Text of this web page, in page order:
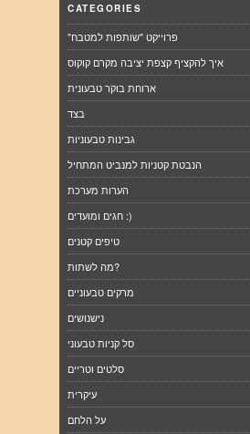
CATEGORIES
"פרוייקט "שותפות למטבח
איך להקציף קצפת יציבה מקרם קוקוס
ארוחת בוקר טבעונית
בצד
גבינות טבעוניות
הנבטת קטניות למנביט המתחיל
הערות מערכת
חגים ומועדים :)
טיפים קטנים
מה לשתות?
מרקים טבעוניים
נישנושים
סל קניות טבעוני
סלטים וטריים
עיקרית
על הלחם